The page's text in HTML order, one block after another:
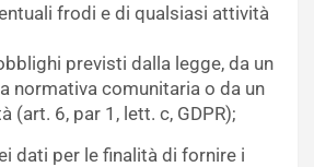
frodi e di qualsiasi attività
previsti dalla legge, da un
normativa comunitaria o da un
(art. 6, par 1, lett. c, GDPR);
dati per le finalità di fornire i